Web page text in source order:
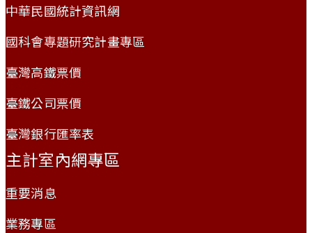
中華民國統計資訊網
國科會專題研究計畫專區
臺灣高鐵票價
臺鐵公司票價
臺灣銀行匯率表
主計室內網專區
重要消息
業務專區